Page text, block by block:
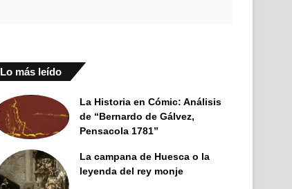
Lo más leído
La Historia en Cómic: Análisis
de “Bernardo de Gálvez,
Pensacola 1781”
La campana de Huesca o la
leyenda del rey monje